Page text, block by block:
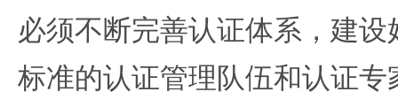
必须不断完善认证体系，建
标准的认证管理队伍和认证